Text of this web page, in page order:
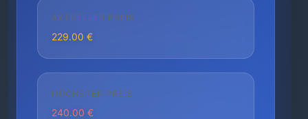
AKTUELLER PREIS
229.00 €
HÖCHSTER PREIS
240.00 €